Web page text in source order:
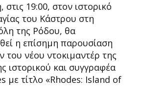
στις 19:00, στον ιστορικό
του Κάστρου στη
της Ρόδου, θα
η επίσημη παρουσίαση
νέου ντοκιμαντέρ της
ιστορικού και συγγραφέα
με τίτλο «Rhodes: Island of